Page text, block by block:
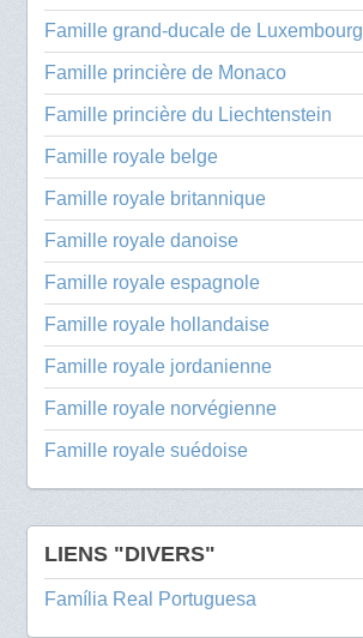
Famille grand-ducale de Luxembourg
Famille princière de Monaco
Famille princière du Liechtenstein
Famille royale belge
Famille royale britannique
Famille royale danoise
Famille royale espagnole
Famille royale hollandaise
Famille royale jordanienne
Famille royale norvégienne
Famille royale suédoise
LIENS "DIVERS"
Família Real Portuguesa